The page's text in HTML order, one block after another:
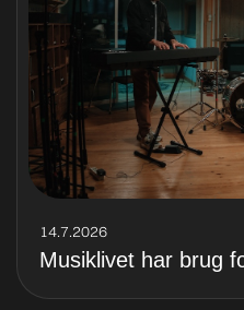
14.7.2026
Musiklivet har brug